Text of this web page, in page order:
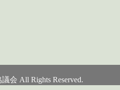
会 All Rights Reserved.